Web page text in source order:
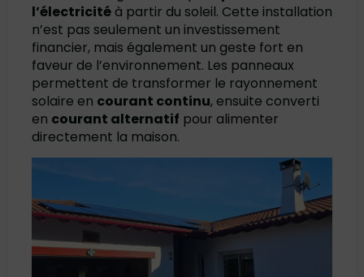
l’électricitéà partir du soleil. Cette installation
n’est pas seulement un investissement
financier, mais également un geste fort en
faveur de l’environnement. Les panneaux
permettent de transformer le rayonnement
solaire en courant continu, ensuite converti
en courant alternatif pour alimenter
directement la maison.